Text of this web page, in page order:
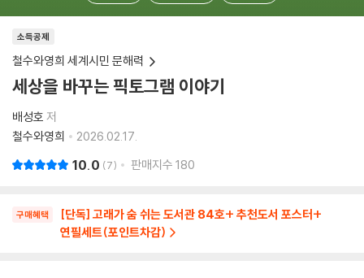
소득공제
철수와영희 세계시민 문해력
세상을 바꾸는 픽토그램 이야기
배성호 저
철수와영희
2026.02.17.
10.0 7 판매지수 180
구매혜택
[단독] 고래가 숨 쉬는 도서관 84호+ 추천도서 포스터+
연필세트(포인트차감)